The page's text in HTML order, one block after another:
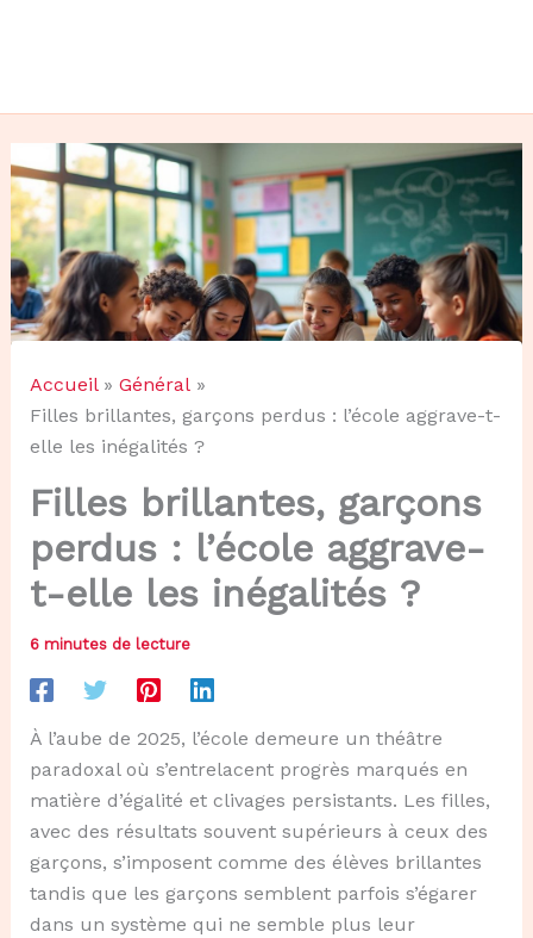
Accueil
Général
Filles brillantes, garçons perdus : l’école aggrave-t-
elle les inégalités ?
Filles brillantes, garçons
perdus : l’école aggrave-
t-elle les inégalités ?
6 minutes de lecture
À l’aube de 2025, l’école demeure un théâtre
paradoxal où s’entrelacent progrès marqués en
matière d’égalité et clivages persistants. Les filles,
avec des résultats souvent supérieurs à ceux des
garçons, s’imposent comme des élèves brillantes
tandis que les garçons semblent parfois s’égarer
dans un système qui ne semble plus leur